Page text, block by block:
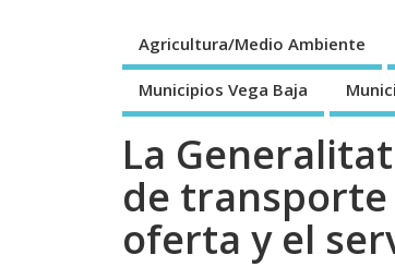
Agricultura/Medio Ambiente
Municipios Vega Baja
La
de
oferta y el